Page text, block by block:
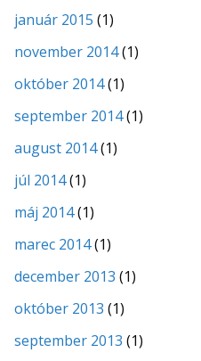
január 2015 (1)
november 2014(1)
október 2014(1)
september 2014(1)
august 2014(1)
júl 2014(1)
máj 2014(1)
marec 2014(1)
december 2013 (1)
október 2013 (1)
september 2013 (1)